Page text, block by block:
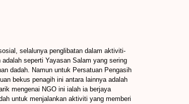
selalunya penglibatan dalam aktiviti-
seperti Yayasan Salam yang sering
dadah. Namun untuk Persatuan Pengasih
bekus penagih ini antara lainnya adalah
mengenai NGO ini ialah ia berjaya
untuk menjalankan aktiviti yang memberi